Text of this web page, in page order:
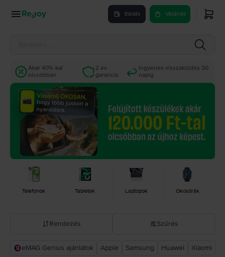
Eladás Vásárlás
Akár 40%-kal
olcsóbban
2 év
garancia
Ingyenes visszaküldés 30
napig
Telefonok Tabletek Laptopok Okosórák
Rendezés
Rejoy ajánlás
Szűrés
eMAG Genius ajánlatok Apple Samsung Huawei Xiaomi